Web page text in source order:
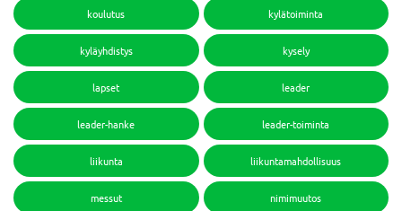
koulutus kylätoiminta
kyläyhdistys kysely
lapset leader
leader-hanke leader-toiminta
liikunta liikuntamahdollisuus
messut nimimuutos